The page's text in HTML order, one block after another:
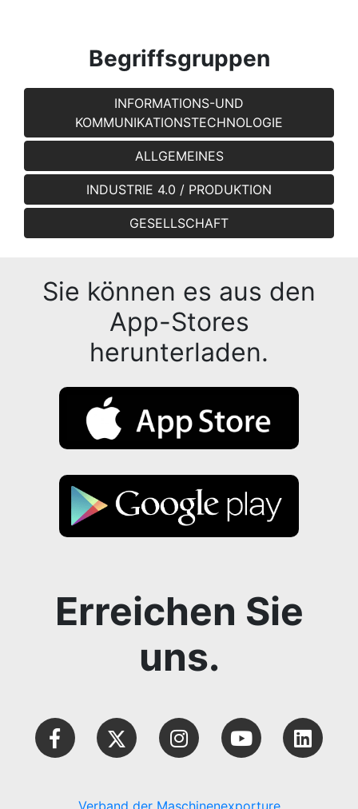
Begriffsgruppen
INFORMATIONS-UND
KOMMUNIKATIONSTECHNOLOGIE
ALLGEMEINES
INDUSTRIE 4.0 / PRODUKTION
GESELLSCHAFT
Sie können es aus den
App-Stores
herunterladen.
Erreichen Sie
uns.